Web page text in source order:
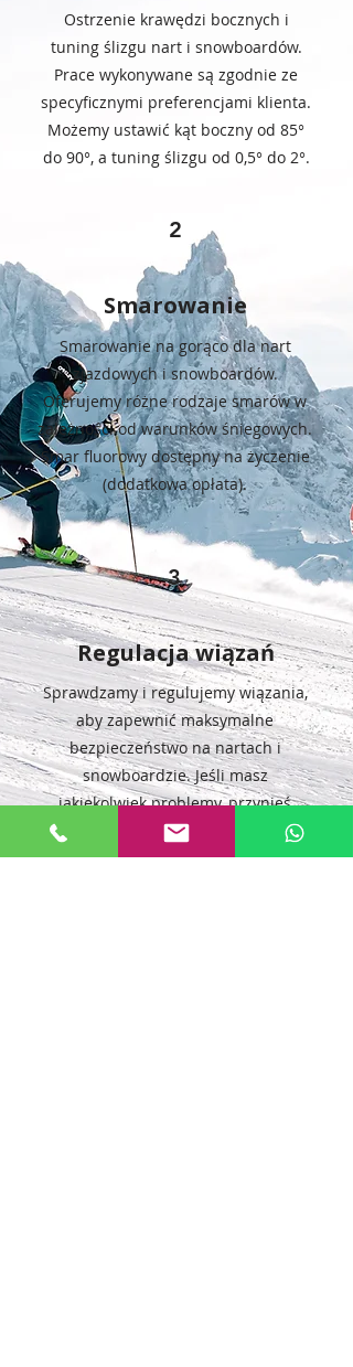
Ostrzenie krawędzi bocznych i
tuning ślizgu nart i snowboardów.
Prace wykonywane są zgodnie ze
specyficznymi preferencjami klienta.
Możemy ustawić kąt boczny od 85°
do 90°, a tuning ślizgu od 0,5° do 2°.
Smarowanie
Smarowanie na gorąco dla nart
zjazdowych i snowboardów.
Oferujemy różne rodzaje smarów w
zależności od warunków śniegowych.
Smar fluorowy dostępny na życzenie
(dodatkowa opłata).
2
Regulacja wiązań
Sprawdzamy i regulujemy wiązania,
aby zapewnić maksymalne
bezpieczeństwo na nartach i
snowboardzie. Jeśli masz
jakiekolwiek problemy, przynieś
swoje narty – z przyjemnością
sprawdzimy je razem z Tobą.
3